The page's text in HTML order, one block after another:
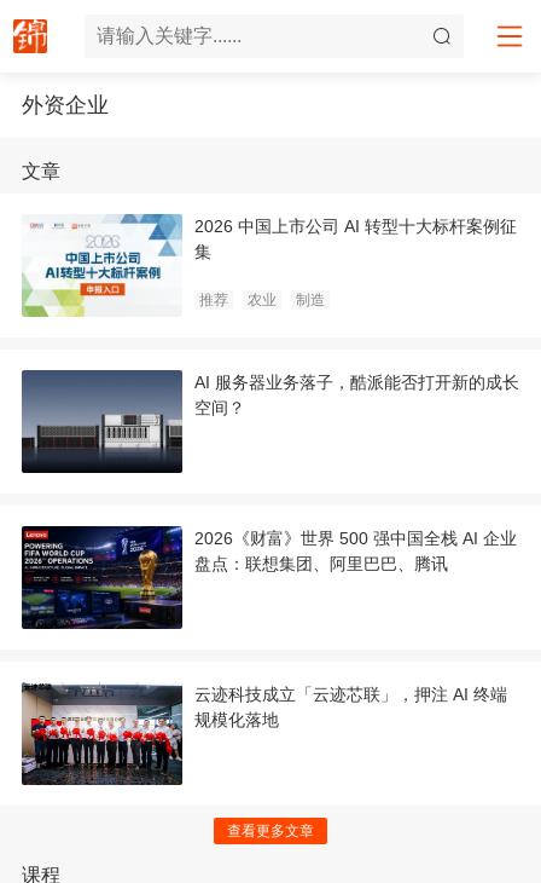
外资企业
文章
2026 中国上市公司 AI 转型十大标杆案例征
集
推荐 农业 制造
AI 服务器业务落子，酷派能否打开新的成长
空间？
2026《财富》世界 500 强中国全栈 AI 企业
盘点：联想集团、阿里巴巴、腾讯
云迹科技成立「云迹芯联」，押注 AI 终端
规模化落地
查看更多文章
课程